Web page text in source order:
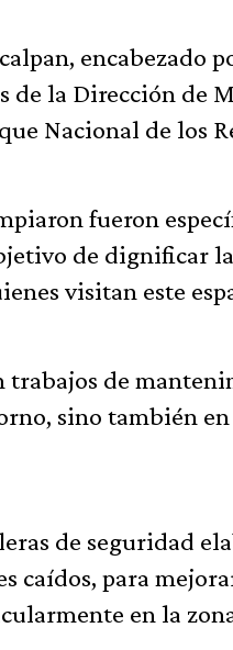
encabezado
de la Dirección de
Nacional de los
fueron
de dignificar
visitan este
de
sino también
de seguridad
caídos, para
en la